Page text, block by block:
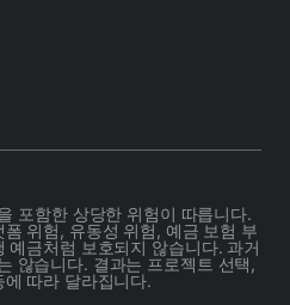
포함한 상당한 위험이 따릅니다.
위험, 유동성 위험, 예금 보험 부
예금처럼 보호되지 않습니다. 과거
않습니다. 결과는 프로젝트 선택,
따라 달라집니다.